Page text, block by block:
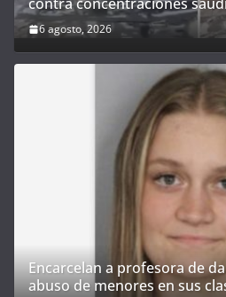
contra concentraciones
6 agosto, 2026
Encarcelan a profesora de
abuso de menores en sus